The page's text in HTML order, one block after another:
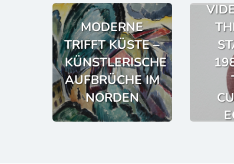
MODERNE
TRIFFT KÜSTE –
KÜNSTLERISCHE
AUFBRÜCHE IM
NORDEN